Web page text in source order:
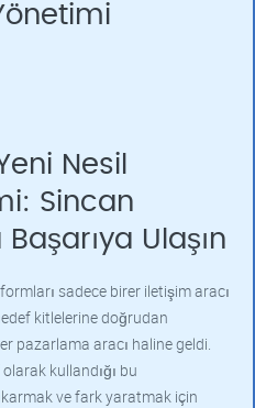
Nesil
Sincan
Başarıya Ulaşın
sadece birer iletişim aracı
kitlelerine doğrudan
pazarlama aracı haline geldi.
kullandığı bu
ve fark yaratmak için